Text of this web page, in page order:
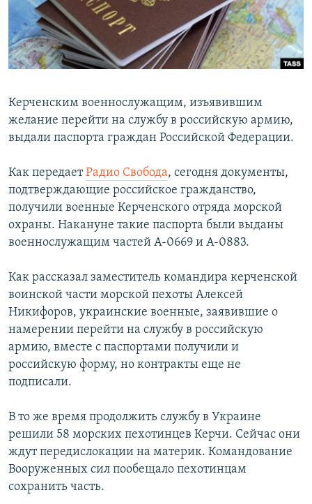
ПОБЕДИТЕЛЕЙ НЕ СУДЯТ?
КРЫМ.НЕПОКОРЕННЫЙ
ELIFBE
ПРИСОЕДИНЯЙТЕСЬ!
Все сайты RFE/RL
Керченским военнослужащим, изъявившим
желание перейти на службу в российскую армию,
выдали паспорта граждан Российской Федерации.
Как передаетРадио Свобода, сегодня документы,
подтверждающие российское гражданство,
получили военные Керченского отряда морской
охраны. Накануне такие паспорта были выданы
военнослужащим частей А-0669 и А-0883.
Как рассказал заместитель командира керченской
воинской части морской пехоты Алексей
Никифоров, украинские военные, заявившие о
намерении перейти на службу в российскую
армию, вместе с паспортами получили и
российскую форму, но контракты еще не
подписали.
В то же время продолжить службу в Украине
решили 58 морских пехотинцев Керчи. Сейчас они
ждут передислокации на материк. Командование
Вооруженных сил пообещало пехотинцам
сохранить часть.